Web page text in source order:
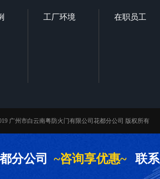
工厂环境 在职员工
广州市白云南粤防火门有限公司花都分公司 版权所有
分公司 ~咨询享优惠~ 联